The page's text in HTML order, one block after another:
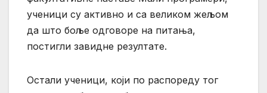
ученици су активно и са великом жељом
да што боље одговоре на питања,
постигли завидне резултате.
Остали ученици, који по распореду тог